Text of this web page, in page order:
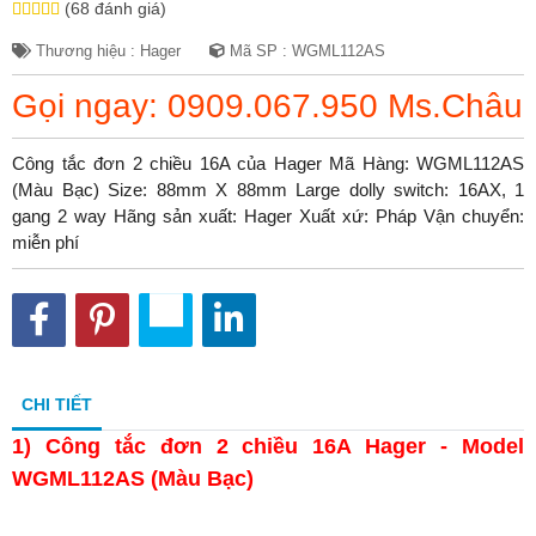
(68 đánh giá)
Thương hiệu : Hager Mã SP : WGML112AS
Gọi ngay: 0909.067.950 Ms.Châu
Công tắc đơn 2 chiều 16A của Hager Mã Hàng: WGML112AS
(Màu Bạc) Size: 88mm X 88mm Large dolly switch: 16AX, 1
gang 2 way Hãng sản xuất: Hager Xuất xứ: Pháp Vận chuyển:
miễn phí
CHI TIẾT
1) Công tắc đơn 2 chiều 16A Hager - Model
WGML112AS (Màu Bạc)